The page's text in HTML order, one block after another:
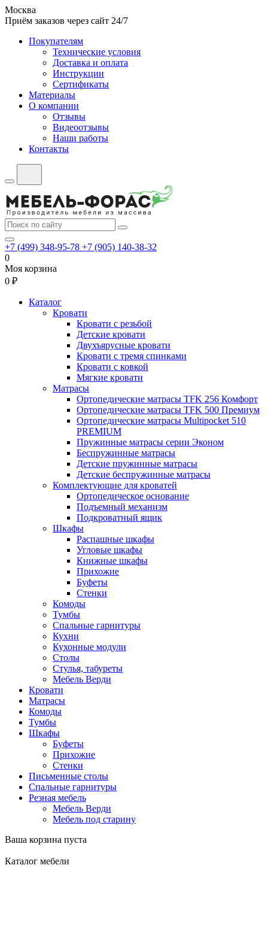
Москва
Приём заказов через сайт 24/7
Покупателям
Технические условия
Доставка и оплата
Инструкции
Сертификаты
Материалы
О компании
Отзывы
Видеоотзывы
Наши работы
Контакты
+7 (499) 348-95-78 +7 (905) 140-38-32
0
Моя корзина
0 ₽
Каталог
Кровати
Кровати с резьбой
Детские кровати
Двухъярусные кровати
Кровати с тремя спинками
Кровати с ковкой
Мягкие кровати
Матрасы
Ортопедические матрасы TFK 256 Комфорт
Ортопедические матрасы TFK 500 Премиум
Ортопедические матрасы Multipocket 510
PREMIUM
Пружинные матрасы серии Эконом
Беспружинные матрасы
Детские пружинные матрасы
Детские беспружинные матрасы
Комплектующие для кроватей
Ортопедическое основание
Подъемный механизм
Подкроватный ящик
Шкафы
Распашные шкафы
Угловые шкафы
Книжные шкафы
Прихожие
Буфеты
Стенки
Комоды
Тумбы
Спальные гарнитуры
Кухни
Кухонные модули
Столы
Стулья, табуреты
Мебель Верди
Кровати
Матрасы
Комоды
Тумбы
Шкафы
Буфеты
Прихожие
Стенки
Письменные столы
Спальные гарнитуры
Резная мебель
Мебель Верди
Мебель под старину
Ваша корзина пуста
Каталог мебели